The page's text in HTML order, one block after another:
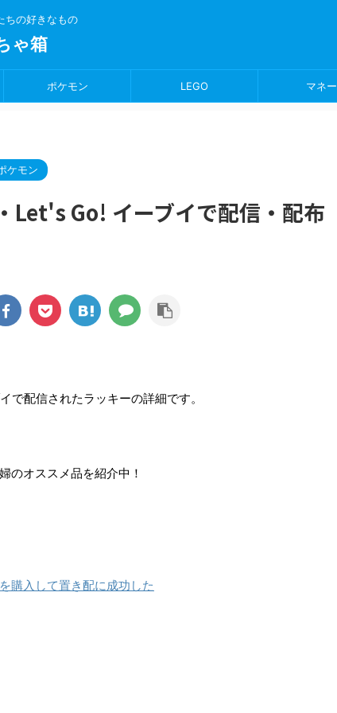
ちの好きなもの
ゃ箱
ポケモン LEGO マネー
ケモン
Let's Go! イーブイで配信・配布
で配信されたラッキーの詳細です。
のオススメ品を紹介中！
購入して置き配に成功した